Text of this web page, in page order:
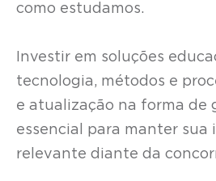
como estudamos.
Investir em soluções
tecnologia, métodos e
e atualização na forma de
essencial para manter sua
relevante diante da